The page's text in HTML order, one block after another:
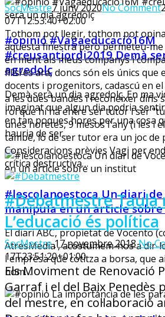
#opinió #Vagaeducació16M
#creusantjordi2019 Demà
agredolç
Demà serà un dia agredolç. En ma
imaginat que algun dia podria
en tan poques hores per una cosa
hauria de ser…
#lescolanoestoca Un diari de
manipula en un article
El diari ABC, propietat de Vocento
AtresMedia , acostumem-nos a dir-
l'empresa que cotitza a borsa, que
nom…
SocMestre7 juny 2020No Comment
07T12:53:40+02:00
Tothom pot llegir, tothom pot
aquesta finestra però permeteu-
en ment als meus companys i
fills/es ara, doncs són els únics que
docents i progenitors, cadascú en
a les dues bandes i reconèixer dins
rol que hi ha entre ser tutor i ser
unes horetes, 9 mesos l'any (i les i
també, lo de ser tutor era un joc de
Consideracions prèvies Vagi per
crítica destructiva…
#Debatmestre Taula
L’educació és política
SocMestre17 novembre 2018 No
17T23:51:20+01:00
Els Moviment de Renovació
Garraf i el del Baix Penedès
del mestre, en col·laboració